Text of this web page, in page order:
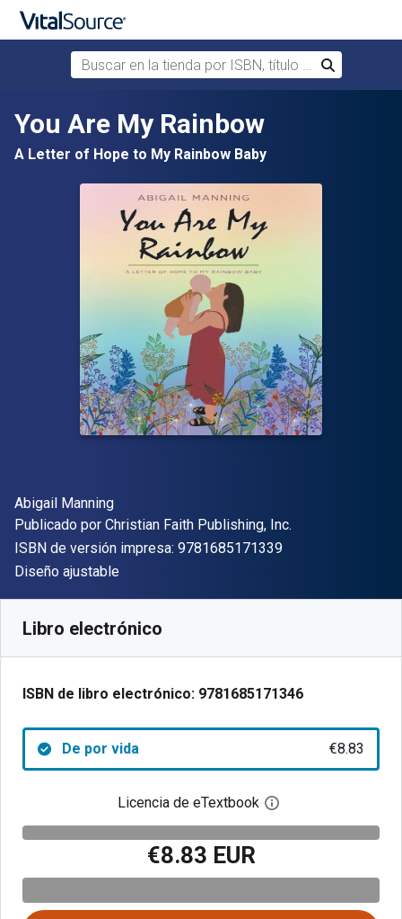
Saltar al contenido principal
Buscar en la tienda por ISBN, título o autor
Buscar
You Are My Rainbow
A Letter of Hope to My Rainbow Baby
Autor(es)
Abigail Manning
Editorial
Publicado por Christian Faith Publishing, Inc.
ISBN de versión impresa: 9781685171339"ISBN-13
Formato
Diseño ajustable
Libro electrónico
ISBN de libro electrónico: 9781685171346
De por vida €8.83
Licencia de eTextbook Abre el cuadro de
€8.83 EUR